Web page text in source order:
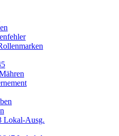
Lokal-Ausg.